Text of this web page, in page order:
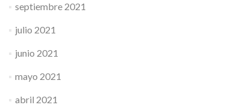
septiembre 2021
julio 2021
junio 2021
mayo 2021
abril 2021